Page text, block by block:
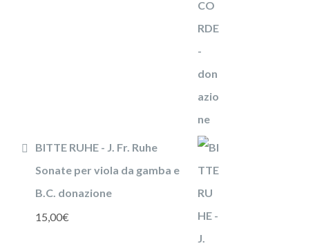
BITTE RUHE - J. Fr. Ruhe
Sonate per viola da gamba e
B.C. donazione
15,00€